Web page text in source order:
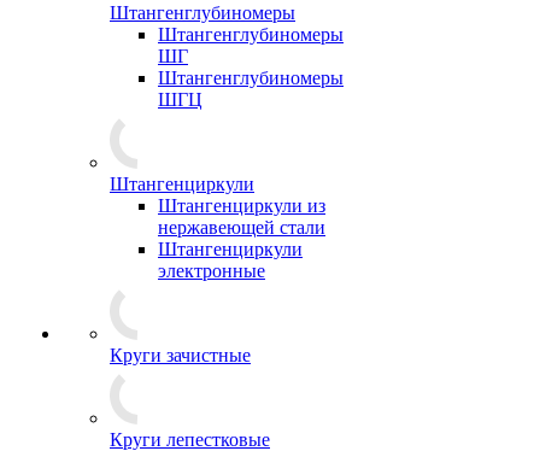
Штангенглубиномеры
Штангенглубиномеры
ШГ
Штангенглубиномеры
ШГЦ
Штангенциркули
Штангенциркули из
нержавеющей стали
Штангенциркули
электронные
Круги зачистные
Круги лепестковые